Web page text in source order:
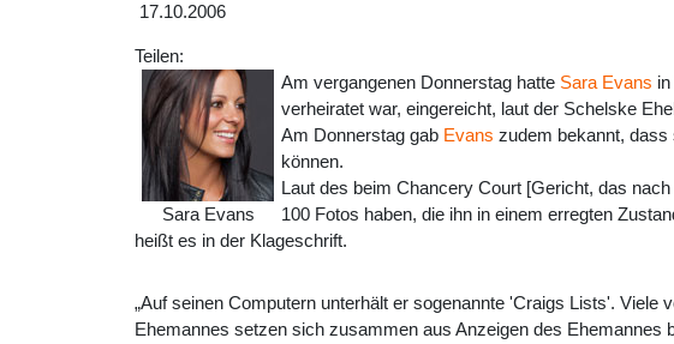
17.10.2006
Teilen:
Sara Evans
Am vergangenen Donnerstag hatte Sara Evans
verheiratet war, eingereicht, laut der Schelske
Am Donnerstag gab Evans zudem bekannt, dass
können.
Laut des beim Chancery Court [Gericht, das
100 Fotos haben, die ihn in einem erregten
heißt es in der Klageschrift.
„Auf seinen Computern unterhält er sogenannte 'Craigs Lists'.
Ehemannes setzen sich zusammen aus Anzeigen des Ehemannes